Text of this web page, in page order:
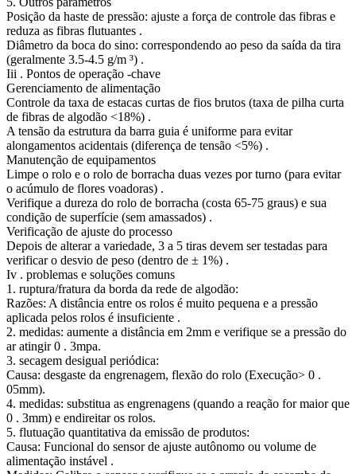
Posição da haste de pressão: ajuste a força de controle das fibras e
reduza as fibras flutuantes .
Diâmetro da boca do sino: correspondendo ao peso da saída da tira
(geralmente 3.5-4.5 g/m ³) .
Iii . Pontos de operação -chave
Gerenciamento de alimentação
Controle da taxa de estacas curtas de fios brutos (taxa de pilha curta
de fibras de algodão <18%) .
A tensão da estrutura da barra guia é uniforme para evitar
alongamentos acidentais (diferença de tensão <5%) .
Manutenção de equipamentos
Limpe o rolo e o rolo de borracha duas vezes por turno (para evitar
o acúmulo de flores voadoras) .
Verifique a dureza do rolo de borracha (costa 65-75 graus) e sua
condição de superfície (sem amassados) .
Verificação de ajuste do processo
Depois de alterar a variedade, 3 a 5 tiras devem ser testadas para
verificar o desvio de peso (dentro de ± 1%) .
Iv . problemas e soluções comuns
1. ruptura/fratura da borda da rede de algodão:
Razões: A distância entre os rolos é muito pequena e a pressão
aplicada pelos rolos é insuficiente .
2. medidas: aumente a distância em 2mm e verifique se a pressão do
ar atingir 0 . 3mpa.
3. secagem desigual periódica:
Causa: desgaste da engrenagem, flexão do rolo (Execução> 0 .
05mm).
4. medidas: substitua as engrenagens (quando a reação for maior que
0 . 3mm) e endireitar os rolos.
5. flutuação quantitativa da emissão de produtos:
Causa: Funcional do sensor de ajuste autônomo ou volume de
alimentação instável .